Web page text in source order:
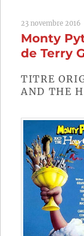
23 novembre 2016
Monty
de Terry
TITRE
AND THE